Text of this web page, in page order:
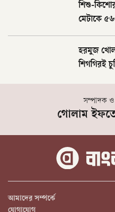
শিশু-
মেটাকে
হরমুজ
শিগগিরই
সম্পাদক ও
গোলাম
আমাদের সম্পর্কে